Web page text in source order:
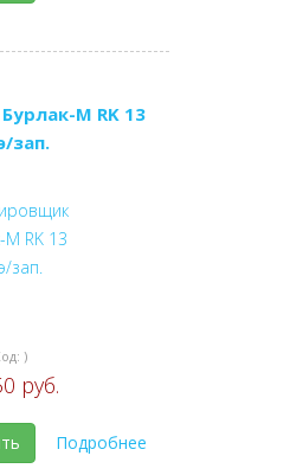
М RK 13
зап.
)
руб.
Подробнее